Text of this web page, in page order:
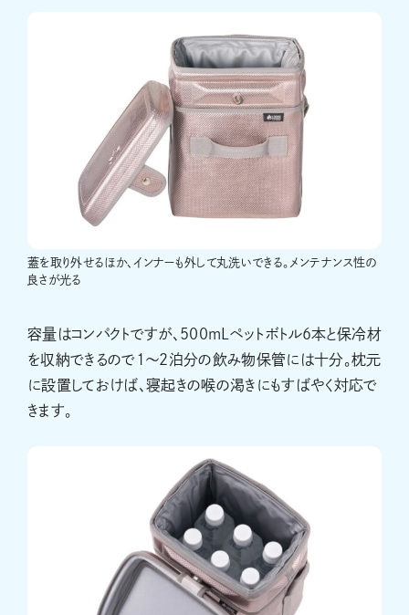
蓋を取り外せるほか、インナーも外して丸洗いできる。メンテナンス性の
良さが光る
容量はコンパクトですが、500mLペットボトル6本と保冷材
を収納できるので1〜2泊分の飲み物保管には十分。枕元
に設置しておけば、寝起きの喉の渇きにもすばやく対応で
きます。